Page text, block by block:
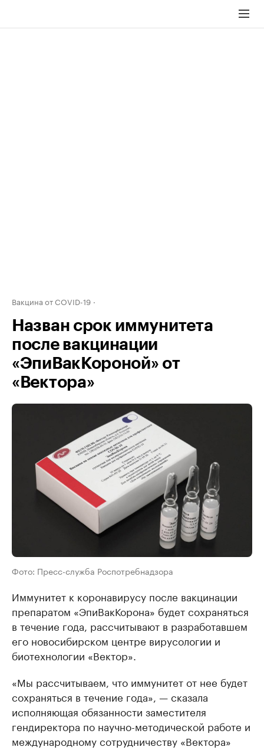
Вакцина от COVID-19
Назван срок иммунитета
после вакцинации
«ЭпиВакКороной» от
«Вектора»
Фото: Пресс-служба Роспотребнадзора
Иммунитет к коронавирусу после вакцинации
препаратом «ЭпиВакКорона» будет сохраняться
в течение года, рассчитывают в разработавшем
его новосибирском центре вирусологии и
биотехнологии «Вектор».
«Мы рассчитываем, что иммунитет от нее будет
сохраняться в течение года», — сказала
исполняющая обязанности заместителя
гендиректора по научно-методической работе и
международному сотрудничеству «Вектора»